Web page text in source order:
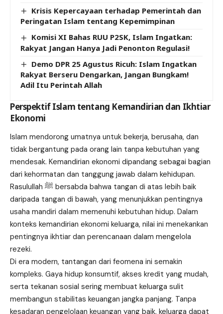
Krisis Kepercayaan terhadap Pemerintah dan
Peringatan Islam tentang Kepemimpinan
Komisi XI Bahas RUU P2SK, Islam Ingatkan:
Rakyat Jangan Hanya Jadi Penonton Regulasi!
Demo DPR 25 Agustus Ricuh: Islam Ingatkan
Rakyat Berseru Dengarkan, Jangan Bungkam!
Adil Itu Perintah Allah
Perspektif Islam tentang Kemandirian dan Ikhtiar
Ekonomi
Islam mendorong umatnya untuk bekerja, berusaha, dan
tidak bergantung pada orang lain tanpa kebutuhan yang
mendesak. Kemandirian ekonomi dipandang sebagai bagian
dari kehormatan dan tanggung jawab dalam kehidupan.
Rasulullah ﷺ bersabda bahwa tangan di atas lebih baik
daripada tangan di bawah, yang menunjukkan pentingnya
usaha mandiri dalam memenuhi kebutuhan hidup. Dalam
konteks kemandirian ekonomi keluarga, nilai ini menekankan
pentingnya ikhtiar dan perencanaan dalam mengelola
rezeki.
Di era modern, tantangan dari feomena ini semakin
kompleks. Gaya hidup konsumtif, akses kredit yang mudah,
serta tekanan sosial sering membuat keluarga sulit
membangun stabilitas keuangan jangka panjang. Tanpa
kesadaran pengelolaan keuangan yang baik, keluarga dapat